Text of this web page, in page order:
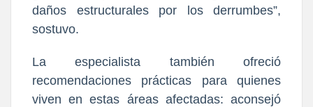
daños estructurales por los derrumbes”,
sostuvo.
La especialista también ofreció
recomendaciones prácticas para quienes
viven en estas áreas afectadas: aconsejó